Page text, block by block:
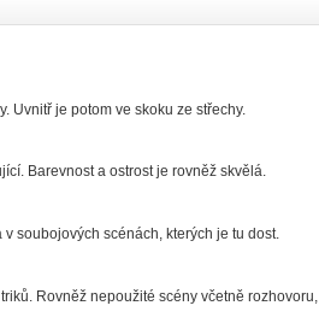
Uvnitř je potom ve skoku ze střechy.
Barevnost a ostrost je rovněž skvělá.
soubojových scénách, kterých je tu dost.
Rovněž nepoužité scény včetně rozhovoru,